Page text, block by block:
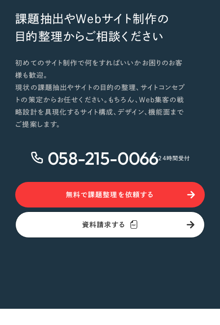
課題抽出やWebサイト制作の
目的整理からご相談ください
初めてのサイト制作で何をすればいいかお困りのお客
様も歓迎。
現状の課題抽出やサイトの目的の整理、サイトコンセプ
トの策定からお任せください。もちろん、Web集客の戦
略設計を具現化するサイト構成、デザイン、機能面まで
ご提案します。
058-215-006624時間受付
無料で課題整理を依頼する
資料請求する